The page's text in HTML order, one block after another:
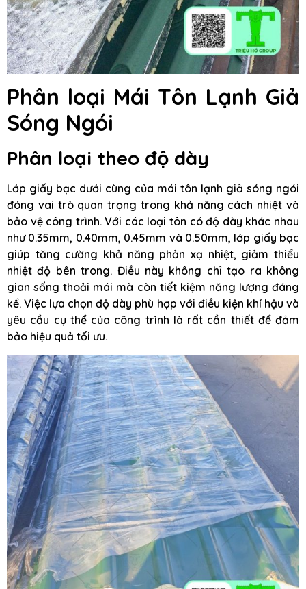
Phân loại Mái Tôn Lạnh Giả
Sóng Ngói
Phân loại theo độ dày
Lớp giấy bạc dưới cùng của mái tôn lạnh giả sóng ngói
đóng vai trò quan trọng trong khả năng cách nhiệt và
bảo vệ công trình. Với các loại tôn có độ dày khác nhau
như 0.35mm, 0.40mm, 0.45mm và 0.50mm, lớp giấy bạc
giúp tăng cường khả năng phản xạ nhiệt, giảm thiểu
nhiệt độ bên trong. Điều này không chỉ tạo ra không
gian sống thoải mái mà còn tiết kiệm năng lượng đáng
kể. Việc lựa chọn độ dày phù hợp với điều kiện khí hậu và
yêu cầu cụ thể của công trình là rất cần thiết để đảm
bảo hiệu quả tối ưu.